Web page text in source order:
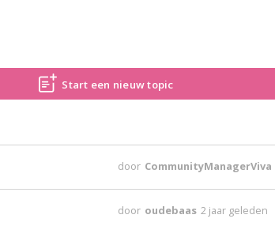
Start een nieuw topic
door CommunityManagerViva
door oudebaas 2 jaar geleden